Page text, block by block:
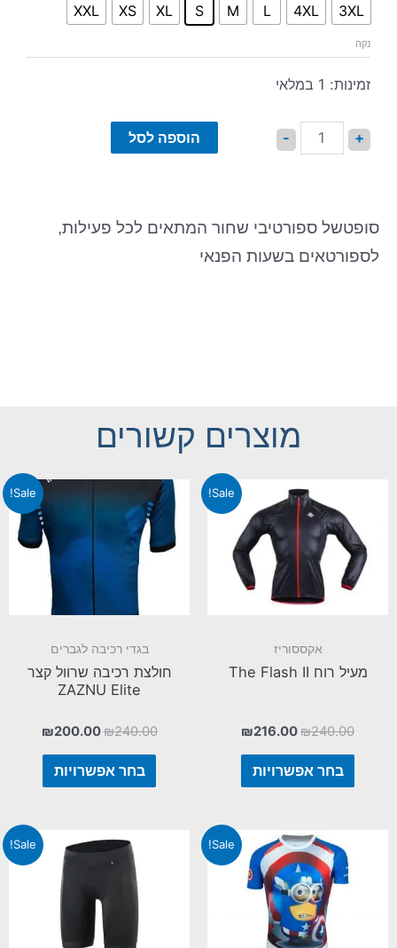
3XL
4XL
L
M
S
XL
XS
XXL
נקה
זמינות: 1 במלאי
- + הוספה לסל
סופטשל ספורטיבי שחור המתאים לכל פעילות,
לספורטאים בשעות הפנאי
מוצרים קשורים
Sale!
אקססוריז
מעיל רוח The Flash II
₪240.00
₪216.00
בחר אפשרויות
Sale!
בגדי רכיבה לגברים
חולצת רכיבה שרוול קצר
ZAZNU Elite
₪240.00
₪200.00
בחר אפשרויות
Sale!
Sale!